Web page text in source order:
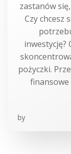
zastanów
Czy chcesz
inwestycję?
pożyczki.
finansowe
by